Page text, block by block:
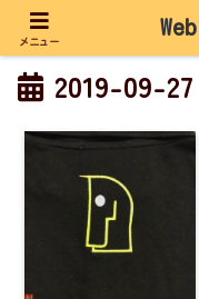
2019-09-27
メニュー